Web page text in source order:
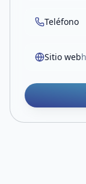
Teléfono
Sitio web